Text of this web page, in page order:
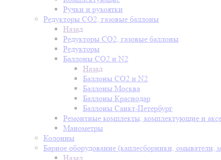
Ручки и рукоятки
Редукторы СО2, газовые баллоны
Назад
Редукторы СО2, газовые баллоны
Редукторы
Баллоны СО2 и N2
Назад
Баллоны СО2 и N2
Баллоны Москва
Баллоны Краснодар
Баллоны Санкт-Петербург
Ремонтные комплекты, комплектующие и
Манометры
Колонны
Барное оборудование (каплесборники, омыватели,
Назад